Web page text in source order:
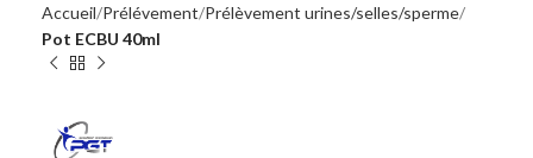
Accueil Prélévement Prélèvement urines/selles/sperme
Pot ECBU 40ml